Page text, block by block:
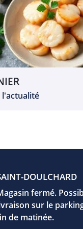
l'actualité
YÈVRE
Jeanne d'arc
Mehun-Sur-Yèvre
la carte
DOULCHARD
fermé.
sur le
de matinée.